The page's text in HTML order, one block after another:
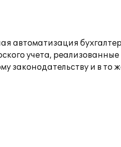
автоматизация
учета,
законодательству и в то